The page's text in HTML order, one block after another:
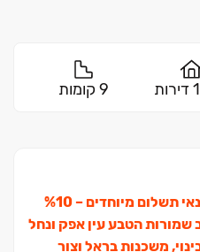
9 קומות
הזדמנות אחרונה ליהנות מתנאי תשלום מיוחדים ‏– ‏10‏%
בלב שמורות הטבע עין אפק ונחל
משכנות בראל וצור